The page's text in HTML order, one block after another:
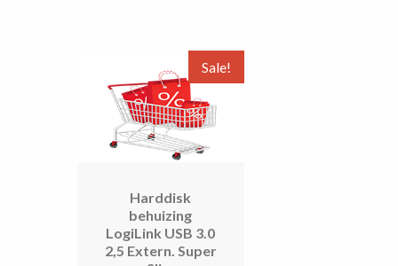
Sale!
Harddisk
behuizing
LogiLink USB 3.0
2,5 Extern. Super